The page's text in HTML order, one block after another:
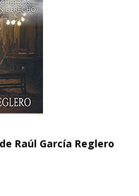
Raúl García Reglero